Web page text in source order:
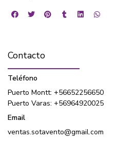
Contacto
Teléfono
Puerto Montt: +56652256650
Puerto Varas: +56964920025
Email
ventas.sotavento@gmail.com